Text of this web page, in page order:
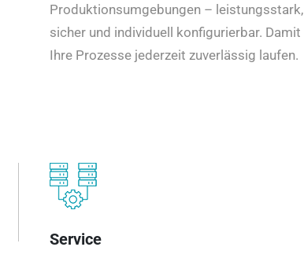
Produktionsumgebungen – leistungsstark,
sicher und individuell konfigurierbar. Damit
Ihre Prozesse jederzeit zuverlässig laufen.
Service